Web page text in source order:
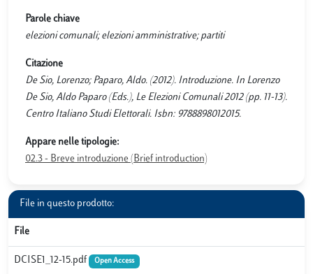
Parole chiave
elezioni comunali; elezioni amministrative; partiti
Citazione
De Sio, Lorenzo; Paparo, Aldo. (2012). Introduzione. In Lorenzo
De Sio, Aldo Paparo (Eds.), Le Elezioni Comunali 2012 (pp. 11-13).
Centro Italiano Studi Elettorali. Isbn: 9788898012015.
Appare nelle tipologie:
02.3 - Breve introduzione (Brief introduction)
File in questo prodotto:
File
DCISE1_12-15.pdf Open Access